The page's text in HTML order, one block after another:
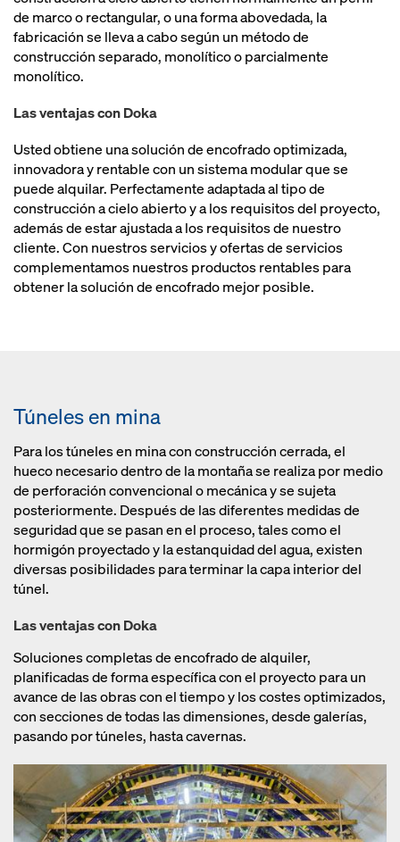
de marco o rectangular, o una forma abovedada, la
fabricación se lleva a cabo según un método de
construcción separado, monolítico o parcialmente
monolítico.
Las ventajas con Doka
Usted obtiene una solución de encofrado optimizada,
innovadora y rentable con un sistema modular que se
puede alquilar. Perfectamente adaptada al tipo de
construcción a cielo abierto y a los requisitos del proyecto,
además de estar ajustada a los requisitos de nuestro
cliente. Con nuestros servicios y ofertas de servicios
complementamos nuestros productos rentables para
obtener la solución de encofrado mejor posible.
Túneles en mina
Para los túneles en mina con construcción cerrada, el
hueco necesario dentro de la montaña se realiza por medio
de perforación convencional o mecánica y se sujeta
posteriormente. Después de las diferentes medidas de
seguridad que se pasan en el proceso, tales como el
hormigón proyectado y la estanquidad del agua, existen
diversas posibilidades para terminar la capa interior del
túnel.
Las ventajas con Doka
Soluciones completas de encofrado de alquiler,
planificadas de forma específica con el proyecto para un
avance de las obras con el tiempo y los costes optimizados,
con secciones de todas las dimensiones, desde galerías,
pasando por túneles, hasta cavernas.